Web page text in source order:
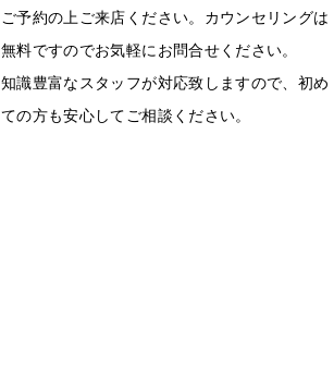
ご予約の上ご来店ください。カウンセリングは
無料ですのでお気軽にお問合せください。
知識豊富なスタッフが対応致しますので、初め
ての方も安心してご相談ください。